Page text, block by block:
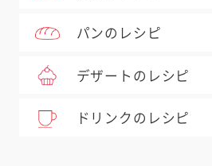
パンのレシピ
デザートのレシピ
ドリンクのレシピ